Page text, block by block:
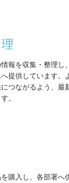
報を収集・整理し、
提供しています。
つながるよう、最
。
購入し、各部署へ